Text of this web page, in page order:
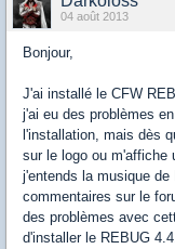
04 août 2013
Bonjour,
J'ai installé le CFW
j'ai eu des problèmes
l'installation, mais dès
sur le logo ou m'affiche
j'entends la musique
commentaires sur le
des problèmes avec
d'installer le REBUG